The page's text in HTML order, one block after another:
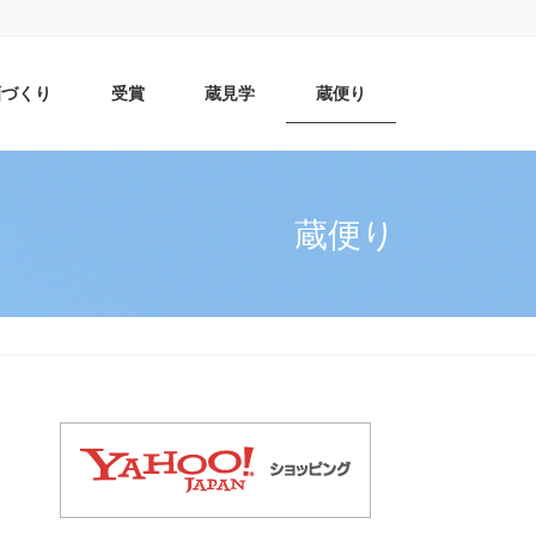
くり 受賞 蔵見学 蔵便り
蔵便り